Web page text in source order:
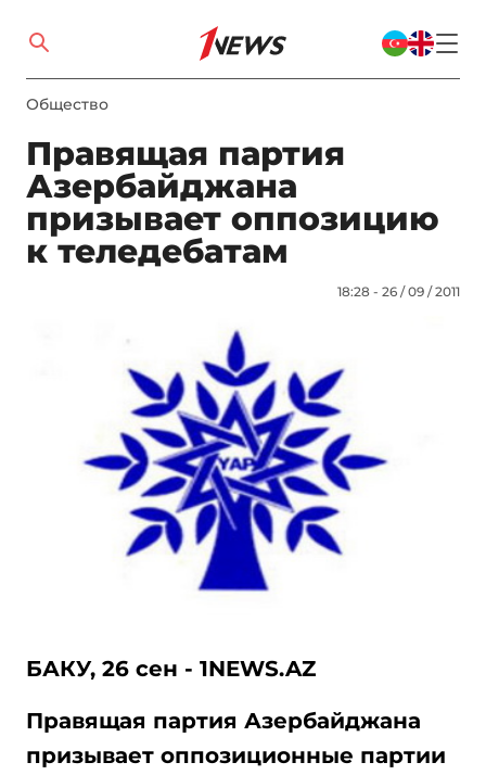
Общество
Правящая партия
Азербайджана
призывает оппозицию
к теледебатам
18:28 - 26 / 09 / 2011
БАКУ, 26 сен - 1NEWS.AZ
Правящая партия Азербайджана
призывает оппозиционные партии